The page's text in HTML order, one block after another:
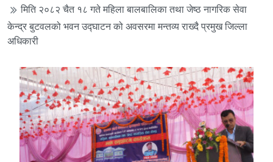
मिति २०८२ चैत १८ गते महिला बालबालिका तथा जेष्ठ नागरिक सेवा
केन्द्र बुटवलको भवन उद्घाटन को अवसरमा मन्तव्य राख्दै प्रमुख जिल्ला
अधिकारी